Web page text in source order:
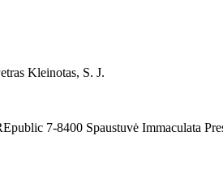
Kleinotas, S. J.
7-8400 Spaustuvė Immaculata